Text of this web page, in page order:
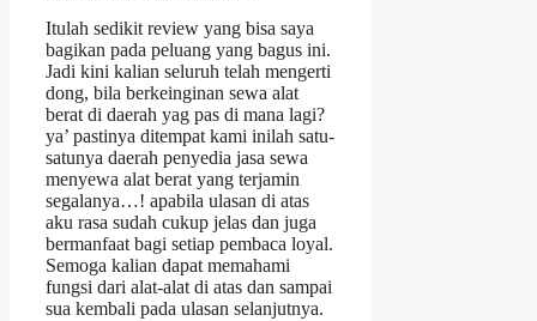
Itulah sedikit review yang bisa saya
bagikan pada peluang yang bagus ini.
Jadi kini kalian seluruh telah mengerti
dong, bila berkeinginan sewa alat
berat di daerah yag pas di mana lagi?
ya’ pastinya ditempat kami inilah satu-
satunya daerah penyedia jasa sewa
menyewa alat berat yang terjamin
segalanya…! apabila ulasan di atas
aku rasa sudah cukup jelas dan juga
bermanfaat bagi setiap pembaca loyal.
Semoga kalian dapat memahami
fungsi dari alat-alat di atas dan sampai
sua kembali pada ulasan selanjutnya.